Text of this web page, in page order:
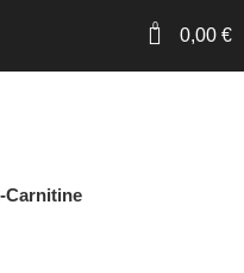
0 0,00 €
Carnitine